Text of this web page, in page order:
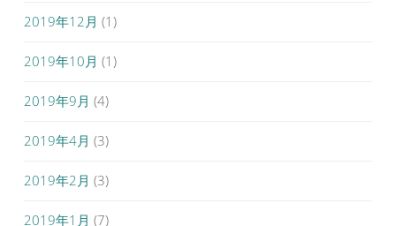
2019年12月 (1)
2019年10月 (1)
2019年9月 (4)
2019年4月 (3)
2019年2月 (3)
2019年1月 (7)